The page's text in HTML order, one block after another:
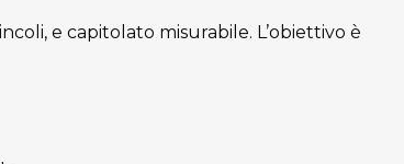
e capitolato misurabile. L’obiettivo è